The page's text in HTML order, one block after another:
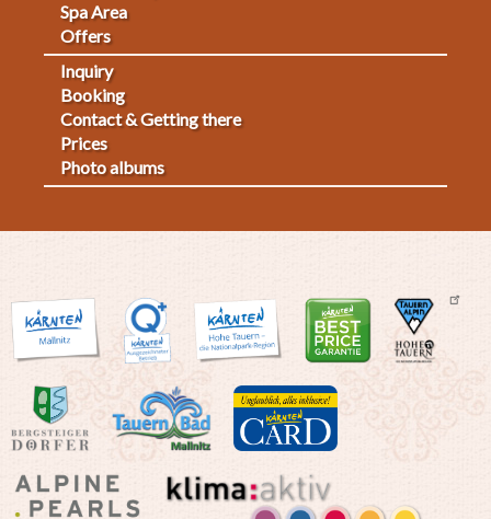
Spa Area
Offers
Fußmenü
2
Inquiry
Booking
Contact & Getting there
Prices
Photo albums